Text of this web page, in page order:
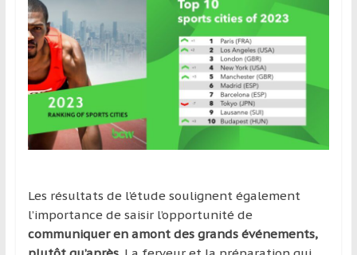
Les résultats de l’étude soulignent également
l’importance de saisir l’opportunité de
communiquer en amont des grands événements,